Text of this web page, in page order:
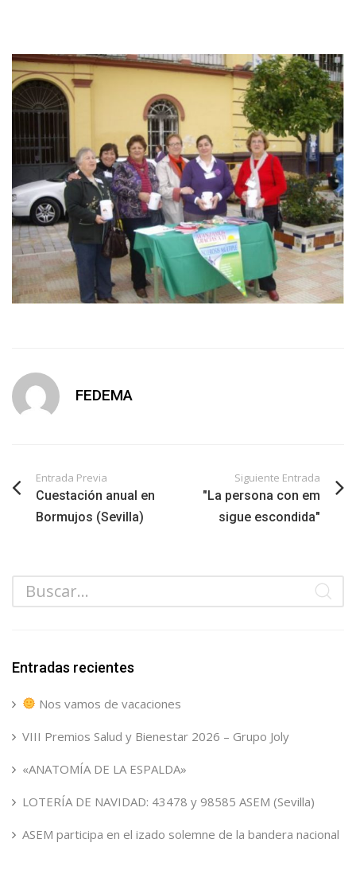
FEDEMA
Entrada Previa
Cuestación anual en
Bormujos (Sevilla)
Siguiente Entrada
"La persona con em
sigue escondida"
Entradas recientes
Nos vamos de vacaciones
VIII Premios Salud y Bienestar 2026 – Grupo Joly
«ANATOMÍA DE LA ESPALDA»
LOTERÍA DE NAVIDAD: 43478 y 98585 ASEM (Sevilla)
ASEM participa en el izado solemne de la bandera nacional